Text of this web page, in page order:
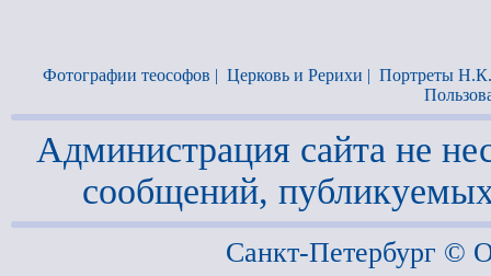
Фотографии теософов | Церковь и Рерихи | Портреты
Администрация сайта не
сообщений,
Санкт-Петербург